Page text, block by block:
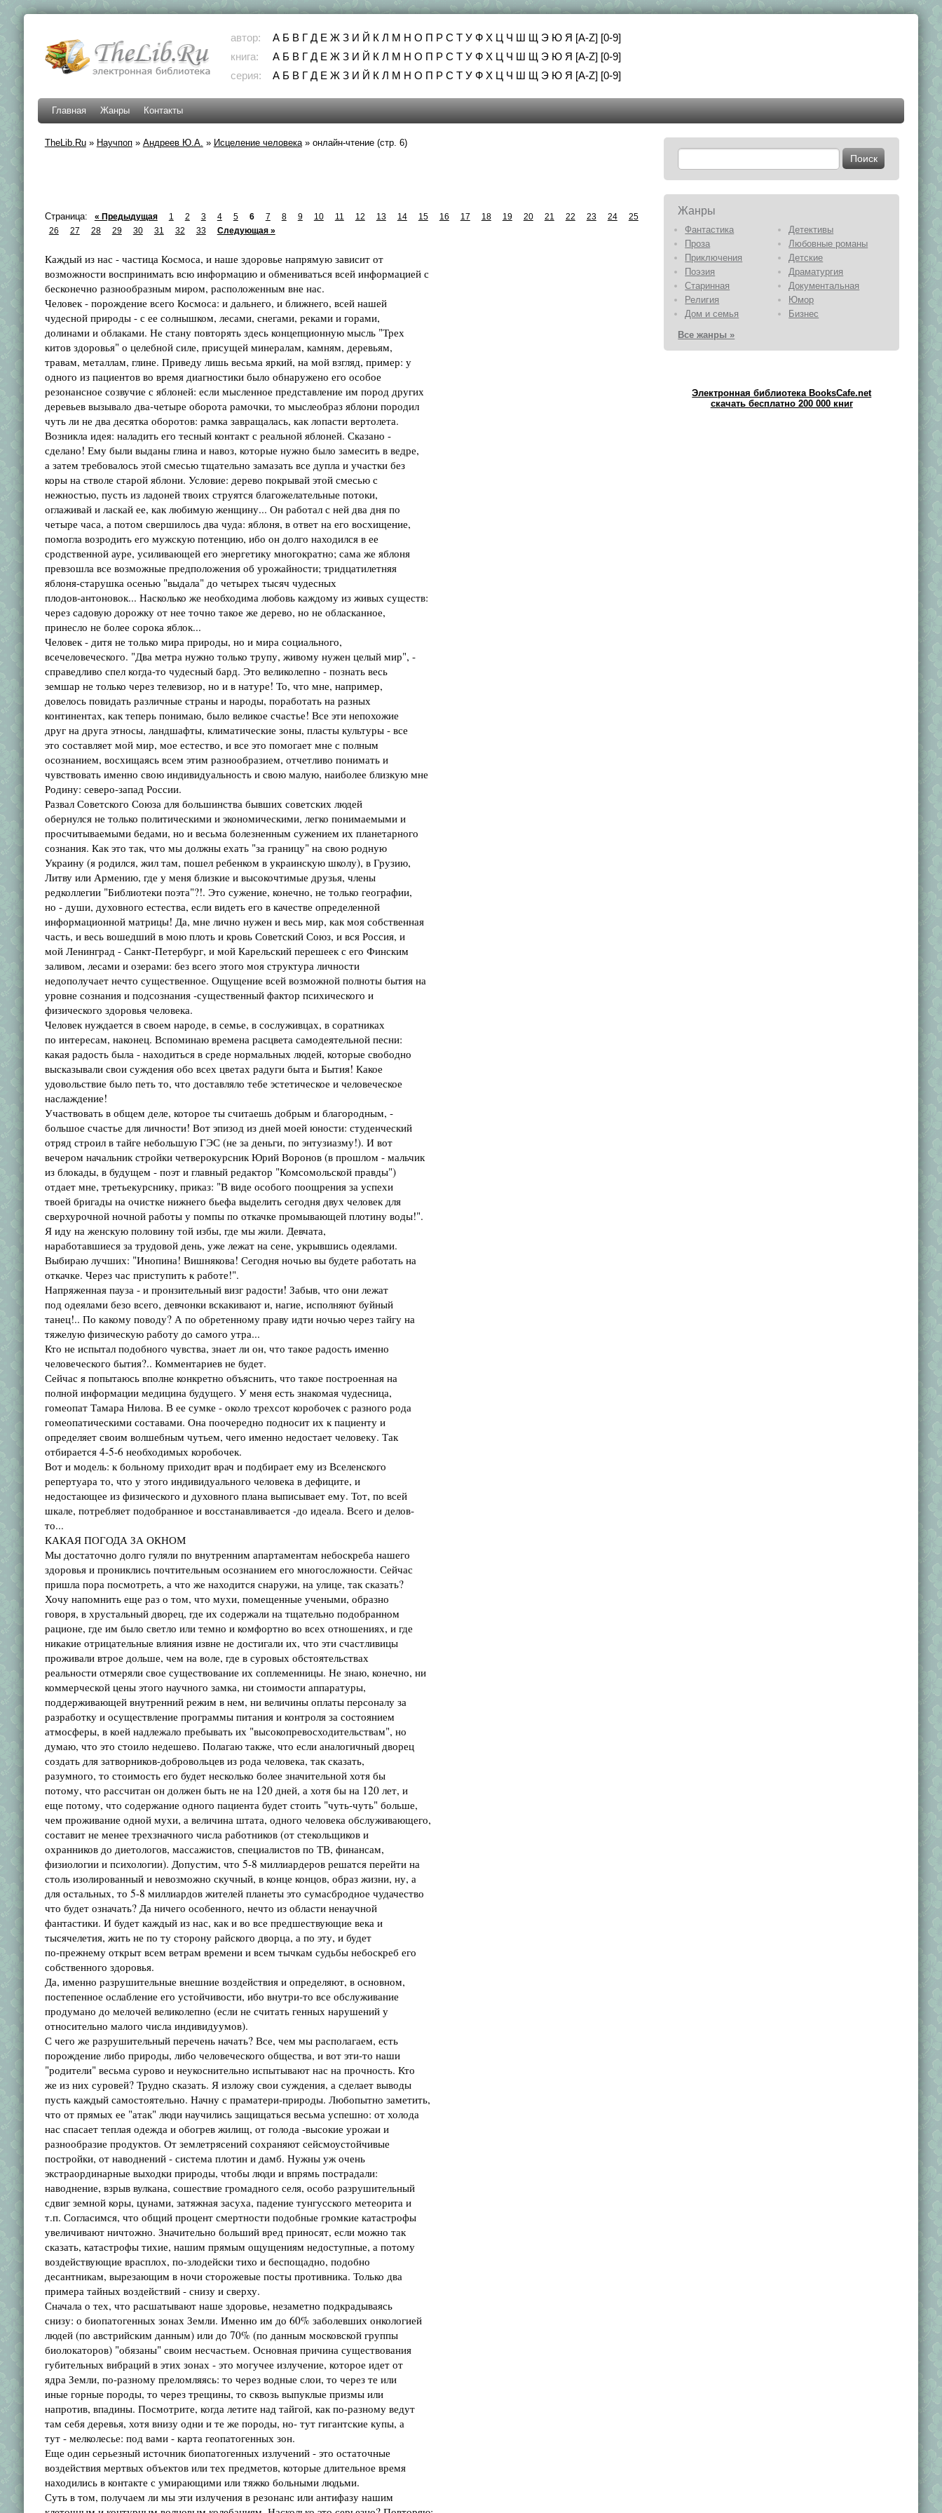
автор: А Б В Г Д Е Ж З И Й К Л М Н О П Р С Т У Ф Х Ц Ч Ш Щ Э Ю Я [A-Z] [0-9]
книга:
А Б В Г Д Е Ж З И Й К Л М Н О П Р С Т У Ф Х Ц Ч Ш Щ Э Ю Я [A-Z] [0-9]
серия:
А Б В Г Д Е Ж З И Й К Л М Н О П Р С Т У Ф Х Ц Ч Ш Щ Э Ю Я [A-Z] [0-9]
Главная Жанры Контакты
TheLib.Ru» Научпоп» Андреев Ю.А. » Исцеление человека» онлайн-чтение (стр. 6)
Страница: « Предыдущая 1 2 3 4 5 6 7 8 9 10 11 12 13 14 15 16 17 18 19 20 21 22 23 24
25
26
27 28 29 30 31 32 33 Следующая »
Каждый из нас - частица Космоса, и наше здоровье напрямую зависит от
возможности воспринимать всю информацию и обмениваться всей информацией с
бесконечно разнообразным миром, расположенным вне нас.
Человек - порождение всего Космоса: и дальнего, и ближнего, всей нашей
чудесной природы - с ее солнышком, лесами, снегами, реками и горами,
долинами и облаками. Не стану повторять здесь концепционную мысль "Трех
китов здоровья" о целебной силе, присущей минералам, камням, деревьям,
травам, металлам, глине. Приведу лишь весьма яркий, на мой взгляд, пример: у
одного из пациентов во время диагностики было обнаружено его особое
резонансное созвучие с яблоней: если мысленное представление им пород других
деревьев вызывало два-четыре оборота рамочки, то мыслеобраз яблони породил
чуть ли не два десятка оборотов: рамка завращалась, как лопасти вертолета.
Возникла идея: наладить его тесный контакт с реальной яблоней. Сказано -
сделано! Ему были выданы глина и навоз, которые нужно было замесить в ведре,
а затем требовалось этой смесью тщательно замазать все дупла и участки без
коры на стволе старой яблони. Условие: дерево покрывай этой смесью с
нежностью, пусть из ладоней твоих струятся благожелательные потоки,
оглаживай и ласкай ее, как любимую женщину... Он работал с ней два дня по
четыре часа, а потом свершилось два чуда: яблоня, в ответ на его восхищение,
помогла возродить его мужскую потенцию, ибо он долго находился в ее
сродственной ауре, усиливающей его энергетику многократно; сама же яблоня
превзошла все возможные предположения об урожайности; тридцатилетняя
яблоня-старушка осенью "выдала" до четырех тысяч чудесных
плодов-антоновок... Насколько же необходима любовь каждому из живых существ:
через садовую дорожку от нее точно такое же дерево, но не обласканное,
принесло не более сорока яблок...
Человек - дитя не только мира природы, но и мира социального,
всечеловеческого. "Два метра нужно только трупу, живому нужен целый мир", -
справедливо спел когда-то чудесный бард. Это великолепно - познать весь
земшар не только через телевизор, но и в натуре! То, что мне, например,
довелось повидать различные страны и народы, поработать на разных
континентах, как теперь понимаю, было великое счастье! Все эти непохожие
друг на друга этносы, ландшафты, климатические зоны, пласты культуры - все
это составляет мой мир, мое естество, и все это помогает мне с полным
осознанием, восхищаясь всем этим разнообразием, отчетливо понимать и
чувствовать именно свою индивидуальность и свою малую, наиболее близкую мне
Родину: северо-запад России.
Развал Советского Союза для большинства бывших советских людей
обернулся не только политическими и экономическими, легко понимаемыми и
просчитываемыми бедами, но и весьма болезненным сужением их планетарного
сознания. Как это так, что мы должны ехать "за границу" на свою родную
Украину (я родился, жил там, пошел ребенком в украинскую школу), в Грузию,
Литву или Армению, где у меня близкие и высокочтимые друзья, члены
редколлегии "Библиотеки поэта"?!. Это сужение, конечно, не только географии,
но - души, духовного естества, если видеть его в качестве определенной
информационной матрицы! Да, мне лично нужен и весь мир, как моя собственная
часть, и весь вошедший в мою плоть и кровь Советский Союз, и вся Россия, и
мой Ленинград - Санкт-Петербург, и мой Карельский перешеек с его Финским
заливом, лесами и озерами: без всего этого моя структура личности
недополучает нечто существенное. Ощущение всей возможной полноты бытия на
уровне сознания и подсознания -существенный фактор психического и
физического здоровья человека.
Человек нуждается в своем народе, в семье, в сослуживцах, в соратниках
по интересам, наконец. Вспоминаю времена расцвета самодеятельной песни:
какая радость была - находиться в среде нормальных людей, которые свободно
высказывали свои суждения обо всех цветах радуги быта и Бытия! Какое
удовольствие было петь то, что доставляло тебе эстетическое и человеческое
наслаждение!
Участвовать в общем деле, которое ты считаешь добрым и благородным, -
большое счастье для личности! Вот эпизод из дней моей юности: студенческий
отряд строил в тайге небольшую ГЭС (не за деньги, по энтузиазму!). И вот
вечером начальник стройки четверокурсник Юрий Воронов (в прошлом - мальчик
из блокады, в будущем - поэт и главный редактор "Комсомольской правды")
отдает мне, третьекурснику, приказ: "В виде особого поощрения за успехи
твоей бригады на очистке нижнего бьефа выделить сегодня двух человек для
сверхурочной ночной работы у помпы по откачке промывающей плотину воды!".
Я иду на женскую половину той избы, где мы жили. Девчата,
наработавшиеся за трудовой день, уже лежат на сене, укрывшись одеялами.
Выбираю лучших: "Инопина! Вишнякова! Сегодня ночью вы будете работать на
откачке. Через час приступить к работе!".
Напряженная пауза - и пронзительный визг радости! Забыв, что они лежат
под одеялами безо всего, девчонки вскакивают и, нагие, исполняют буйный
танец!.. По какому поводу? А по обретенному праву идти ночью через тайгу на
тяжелую физическую работу до самого утра...
Кто не испытал подобного чувства, знает ли он, что такое радость именно
человеческого бытия?.. Комментариев не будет.
Сейчас я попытаюсь вполне конкретно объяснить, что такое построенная на
полной информации медицина будущего. У меня есть знакомая чудесница,
гомеопат Тамара Нилова. В ее сумке - около трехсот коробочек с разного рода
гомеопатическими составами. Она поочередно подносит их к пациенту и
определяет своим волшебным чутьем, чего именно недостает человеку. Так
отбирается 4-5-6 необходимых коробочек.
Вот и модель: к больному приходит врач и подбирает ему из Вселенского
репертуара то, что у этого индивидуального человека в дефиците, и
недостающее из физического и духовного плана выписывает ему. Тот, по всей
шкале, потребляет подобранное и восстанавливается -до идеала. Всего и делов-
то...
КАКАЯ ПОГОДА ЗА ОКНОМ
Мы достаточно долго гуляли по внутренним апартаментам небоскреба нашего
здоровья и прониклись почтительным осознанием его многосложности. Сейчас
пришла пора посмотреть, а что же находится снаружи, на улице, так сказать?
Хочу напомнить еще раз о том, что мухи, помещенные учеными, образно
говоря, в хрустальный дворец, где их содержали на тщательно подобранном
рационе, где им было светло или темно и комфортно во всех отношениях, и где
никакие отрицательные влияния извне не достигали их, что эти счастливицы
проживали втрое дольше, чем на воле, где в суровых обстоятельствах
реальности отмеряли свое существование их соплеменницы. Не знаю, конечно, ни
коммерческой цены этого научного замка, ни стоимости аппаратуры,
поддерживающей внутренний режим в нем, ни величины оплаты персоналу за
разработку и осуществление программы питания и контроля за состоянием
атмосферы, в коей надлежало пребывать их "высокопревосходительствам", но
думаю, что это стоило недешево. Полагаю также, что если аналогичный дворец
создать для затворников-добровольцев из рода человека, так сказать,
разумного, то стоимость его будет несколько более значительной хотя бы
потому, что рассчитан он должен быть не на 120 дней, а хотя бы на 120 лет, и
еще потому, что содержание одного пациента будет стоить "чуть-чуть" больше,
чем проживание одной мухи, а величина штата, одного человека обслуживающего,
составит не менее трехзначного числа работников (от стекольщиков и
охранников до диетологов, массажистов, специалистов по ТВ, финансам,
физиологии и психологии). Допустим, что 5-8 миллиардеров решатся перейти на
столь изолированный и невозможно скучный, в конце концов, образ жизни, ну, а
для остальных, то 5-8 миллиардов жителей планеты это сумасбродное чудачество
что будет означать? Да ничего особенного, нечто из области ненаучной
фантастики. И будет каждый из нас, как и во все предшествующие века и
тысячелетия, жить не по ту сторону райского дворца, а по эту, и будет
по-прежнему открыт всем ветрам времени и всем тычкам судьбы небоскреб его
собственного здоровья.
Да, именно разрушительные внешние воздействия и определяют, в основном,
постепенное ослабление его устойчивости, ибо внутри-то все обслуживание
продумано до мелочей великолепно (если не считать генных нарушений у
относительно малого числа индивидуумов).
С чего же разрушительный перечень начать? Все, чем мы располагаем, есть
порождение либо природы, либо человеческого общества, и вот эти-то наши
"родители" весьма сурово и неукоснительно испытывают нас на прочность. Кто
же из них суровей? Трудно сказать. Я изложу свои суждения, а сделает выводы
пусть каждый самостоятельно. Начну с праматери-природы. Любопытно заметить,
что от прямых ее "атак" люди научились защищаться весьма успешно: от холода
нас спасает теплая одежда и обогрев жилищ, от голода -высокие урожаи и
разнообразие продуктов. От землетрясений сохраняют сейсмоустойчивые
постройки, от наводнений - система плотин и дамб. Нужны уж очень
экстраординарные выходки природы, чтобы люди и впрямь пострадали:
наводнение, взрыв вулкана, сошествие громадного селя, особо разрушительный
сдвиг земной коры, цунами, затяжная засуха, падение тунгусского метеорита и
т.п. Согласимся, что общий процент смертности подобные громкие катастрофы
увеличивают ничтожно. Значительно больший вред приносят, если можно так
сказать, катастрофы тихие, нашим прямым ощущениям недоступные, а потому
воздействующие врасплох, по-злодейски тихо и беспощадно, подобно
десантникам, вырезающим в ночи сторожевые посты противника. Только два
примера тайных воздействий - снизу и сверху.
Сначала о тех, что расшатывают наше здоровье, незаметно подкрадываясь
снизу: о биопатогенных зонах Земли. Именно им до 60% заболевших онкологией
людей (по австрийским данным) или до 70% (по данным московской группы
биолокаторов) "обязаны" своим несчастьем. Основная причина существования
губительных вибраций в этих зонах - это могучее излучение, которое идет от
ядра Земли, по-разному преломляясь: то через водные слои, то через те или
иные горные породы, то через трещины, то сквозь выпуклые призмы или
напротив, впадины. Посмотрите, когда летите над тайгой, как по-разному ведут
там себя деревья, хотя внизу одни и те же породы, но- тут гигантские купы, а
тут - мелколесье: под вами - карта геопатогенных зон.
Еще один серьезный источник биопатогенных излучений - это остаточные
воздействия мертвых объектов или тех предметов, которые длительное время
находились в контакте с умирающими или тяжко больными людьми.
Суть в том, получаем ли мы эти излучения в резонанс или антифазу нашим
Жанры
Фантастика
Детективы
Проза
Любовные романы
Приключения
Детские
Поэзия
Драматургия
Старинная
Документальная
Религия
Юмор
Дом и семья
Бизнес
Все жанры »
Электронная библиотека BooksCafe.net
скачать бесплатно 200 000 книг